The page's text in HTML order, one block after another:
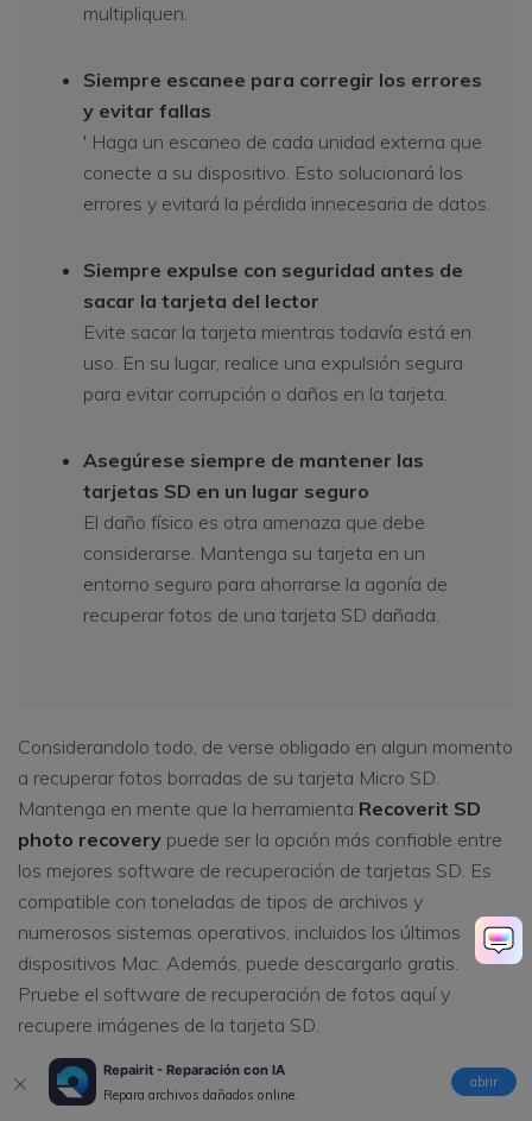
Repairit - Reparación con IA
Repara archivos dañados online.
abrir
multipliquen.
Siempre escanee para corregir los errores
y evitar fallas
' Haga un escaneo de cada unidad externa que
conecte a su dispositivo. Esto solucionará los
errores y evitará la pérdida innecesaria de datos.
Siempre expulse con seguridad antes de
sacar la tarjeta del lector
Evite sacar la tarjeta mientras todavía está en
uso. En su lugar, realice una expulsión segura
para evitar corrupción o daños en la tarjeta.
Asegúrese siempre de mantener las
tarjetas SD en un lugar seguro
El daño físico es otra amenaza que debe
considerarse. Mantenga su tarjeta en un
entorno seguro para ahorrarse la agonía de
recuperar fotos de una tarjeta SD dañada.
Considerandolo todo, de verse obligado en algun momento
a recuperar fotos borradas de su tarjeta Micro SD.
Mantenga en mente que la herramienta Recoverit SD
photo recovery puede ser la opción más confiable entre
los mejores software de recuperación de tarjetas SD. Es
compatible con toneladas de tipos de archivos y
numerosos sistemas operativos, incluidos los últimos
dispositivos Mac. Además, puede descargarlo gratis.
Pruebe el software de recuperación de fotos aquí y
recupere imágenes de la tarjeta SD.
vaya a recuperar videos y películas